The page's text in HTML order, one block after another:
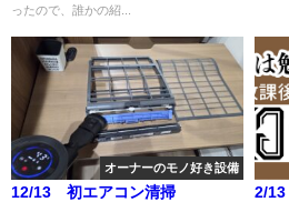
ったので、誰かの紹...
オーナーのモノ好き設備
12/13 初エアコン清掃
2/13